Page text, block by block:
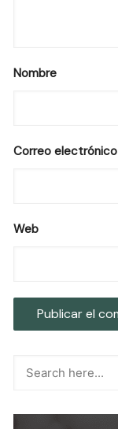
Nombre
Correo electrónico
Web